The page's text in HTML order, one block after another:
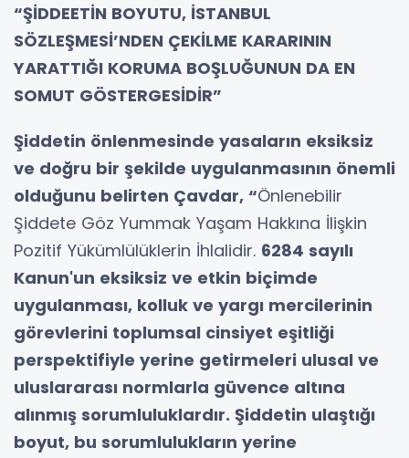
“ŞİDDEETİN BOYUTU, İSTANBUL
SÖZLEŞMESİ’NDEN ÇEKİLME KARARININ
YARATTIĞI KORUMA BOŞLUĞUNUN DA EN
SOMUT GÖSTERGESİDİR”
Şiddetin önlenmesinde yasaların eksiksiz
ve doğru bir şekilde uygulanmasının önemli
olduğunu belirten Çavdar, “Önlenebilir
Şiddete Göz Yummak Yaşam Hakkına İlişkin
Pozitif Yükümlülüklerin İhlalidir. 6284 sayılı
Kanun'un eksiksiz ve etkin biçimde
uygulanması, kolluk ve yargı mercilerinin
görevlerini toplumsal cinsiyet eşitliği
perspektifiyle yerine getirmeleri ulusal ve
uluslararası normlarla güvence altına
alınmış sorumluluklardır. Şiddetin ulaştığı
boyut, bu sorumlulukların yerine